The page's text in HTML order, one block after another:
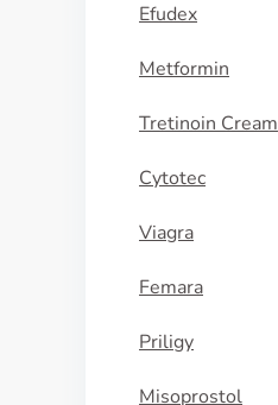
Efudex
Metformin
Tretinoin Cream
Cytotec
Viagra
Femara
Priligy
Misoprostol